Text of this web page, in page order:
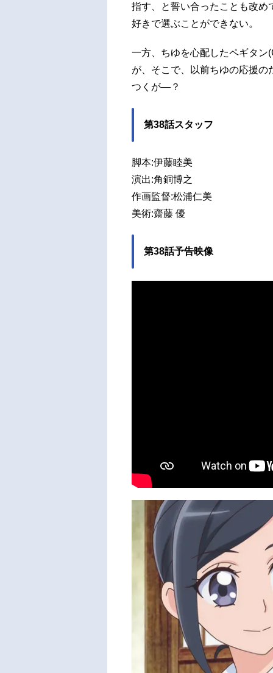
指す、と誓い合ったことも改め
好きで選ぶことができない。
一方、ちゆを心配したペギタ
が、そこで、以前ちゆの応援
つくが―？
第38話スタッフ
脚本:伊藤睦美
演出:角銅博之
作画監督:松浦仁美
美術:齋藤 優
第38話予告映像